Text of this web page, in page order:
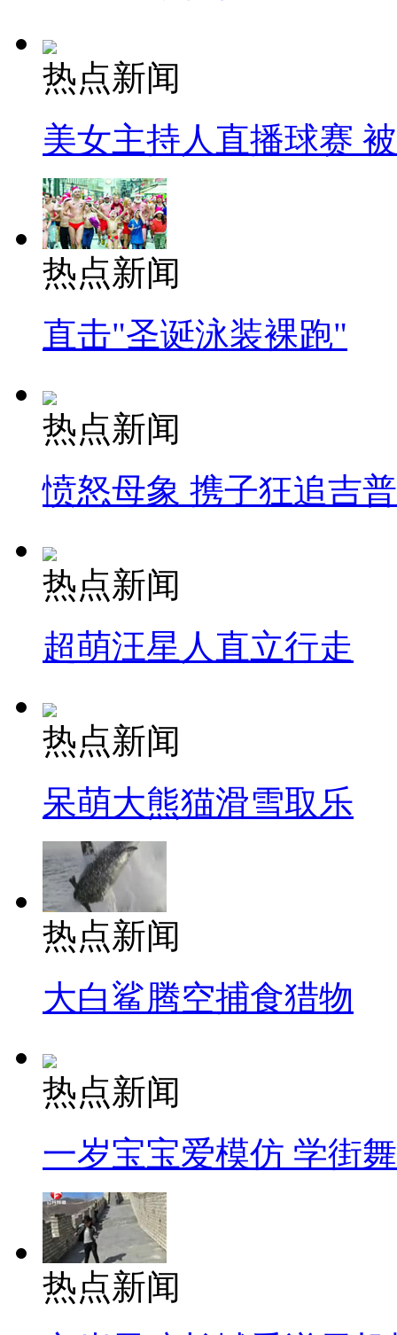
热点新闻
美女主持人直播球赛
热点新闻
直击"圣诞泳装裸跑"
热点新闻
愤怒母象 携子狂追吉
热点新闻
超萌汪星人直立行走
热点新闻
呆萌大熊猫滑雪取乐
热点新闻
大白鲨腾空捕食猎物
热点新闻
一岁宝宝爱模仿 学街
热点新闻